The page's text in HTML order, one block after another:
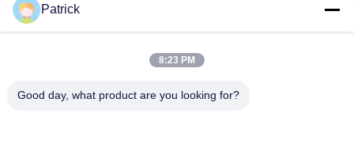
Patrick
8:23 PM
Good day, what product are you looking for?